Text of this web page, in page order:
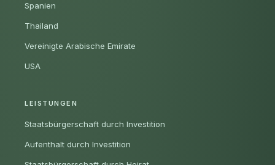
Spanien
Thailand
Vereinigte Arabische Emirate
USA
LEISTUNGEN
Staatsbürgerschaft durch Investition
Aufenthalt durch Investition